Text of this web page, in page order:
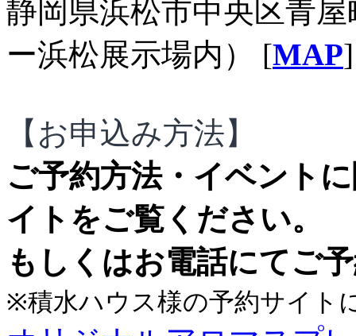
静岡県浜松市中央区青
ー浜松展示場内）
[MAP]
【お申込み方法】
ご予約方法・イベント
イトをご覧ください。
もしくはお電話にてご
※積水ハウス様の予約サイト